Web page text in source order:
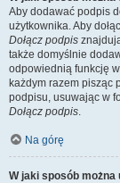
Aby dodawać podpis
użytkownika. Aby
Dołącz podpis
także domyślnie
odpowiednią funkcję
każdym razem pisząc
podpisu, usuwając w
Dołącz podpis.
Na górę
W jaki sposób